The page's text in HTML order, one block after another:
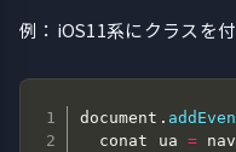
例：iOS11系にクラスを
document .
  conat ua
=